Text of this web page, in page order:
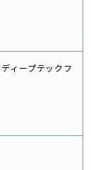
ィープテックフ